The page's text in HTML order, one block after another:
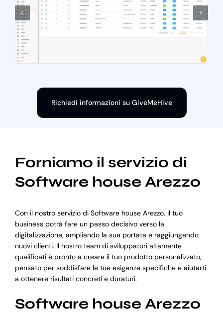
Richiedi informazioni su GiveMeHive
Forniamo il servizio di
Software house Arezzo
Con il nostro servizio di Software house Arezzo, il tuo
business potrà fare un passo decisivo verso la
digitalizzazione, ampliando la sua portata e raggiungendo
nuovi clienti. Il nostro team di sviluppatori altamente
qualificati è pronto a creare il tuo prodotto personalizzato,
pensato per soddisfare le tue esigenze specifiche e aiutarti
a ottenere risultati concreti e duraturi.
Software house Arezzo